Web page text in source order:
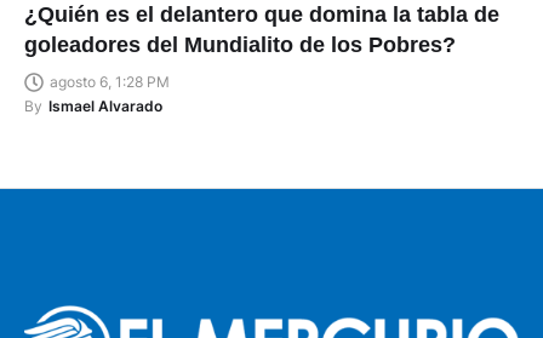
¿Quién es el delantero que domina la tabla de
goleadores del Mundialito de los Pobres?
agosto 6, 1:28 PM
By Ismael Alvarado